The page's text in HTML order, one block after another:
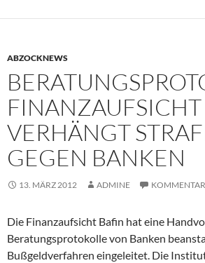
ABZOCKNEWS
FINANZAUFSICHT
VERHÄNGT
GEGEN BANKEN
13. MÄRZ 2012 ADMINE
Die Finanzaufsicht Bafin hat eine
Beratungsprotokolle von Banken
Bußgeldverfahren eingeleitet. Die